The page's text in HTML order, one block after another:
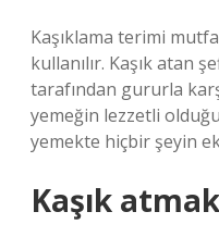
Kaşıklama terimi
kullanılır. Kaşık atan
tarafından gururla
yemeğin lezzetli
yemekte hiçbir şeyin
Kaşık